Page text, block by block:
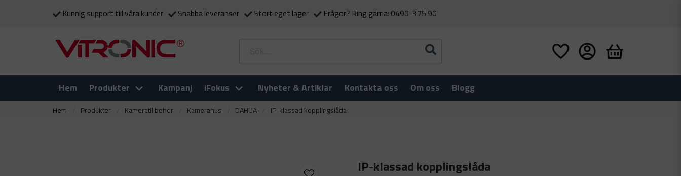
Kunnig support till våra kunder Snabba leveranser Stort eget lager Frågor? Ring gärna: 0490-375 90
Hem Produkter Kampanj iFokus Nyheter & Artiklar Kontakta oss Om oss Blogg
Hem Produkter Kameratillbehör Kamerahus DAHUA IP-klassad kopplingslåda
IP-klassad kopplingslåda